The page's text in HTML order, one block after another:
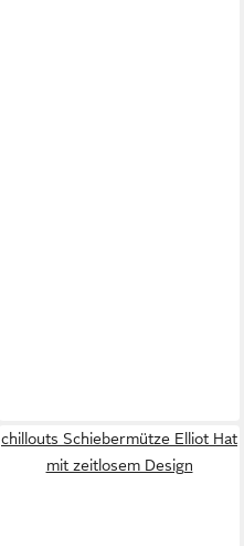
chillouts Schiebermütze Elliot Hat
mit zeitlosem Design